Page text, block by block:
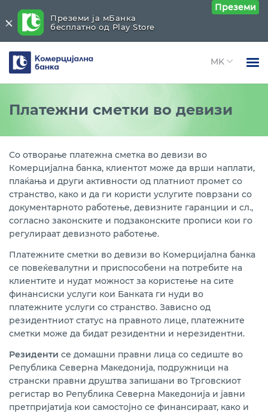
Open
За нас
Open
Блог
Close submenu (Платежни услуги)
Платежна сметка во денари
Платежни услуги со странство
Платежна сметка во девизи
Курсна листа за правни лица
Информација за Законот за платежни услуги и
платни системи
Архива на документи за платежни сметки и
Известувања и документи за платежни услуги
Комерцијална
банка
Платежни сметки во девизи
Со отворање платежна сметка во девизи во
Комерцијална банка, клиентот може да врши наплати,
плаќања и други активности од платниот промет со
странство, како и да ги користи услугите поврзани со
документарното работење, девизните гаранции и сл.,
согласно законските и подзаконските прописи кои го
регулираат девизното работење.
Платежните сметки во девизи во Комерцијална банка
се повеќевалутни и приспособени на потребите на
клиентите и нудат можност за користење на сите
финансиски услуги кои Банката ги нуди во
платежните услуги со странство. Зависно од
резидентниот статус на правното лице, платежните
сметки може да бидат резидентни и нерезидентни.
Резиденти се домашни правни лица со седиште во
Република Северна Македонија, подружници на
странски правни друштва запишани во Трговскиот
регистар во Република Северна Македонија и јавни
претпријатија кои самостојно се финансираат, како и
Преземи ја мБанка
бесплатно од Play Store
Преземи